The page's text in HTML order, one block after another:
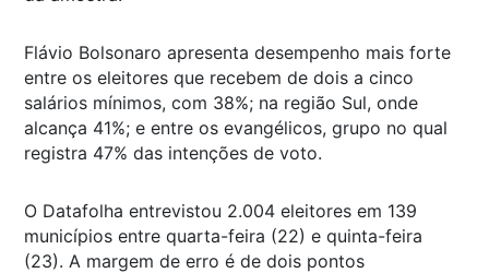
Flávio Bolsonaro apresenta desempenho mais forte
entre os eleitores que recebem de dois a cinco
salários mínimos, com 38%; na região Sul, onde
alcança 41%; e entre os evangélicos, grupo no qual
registra 47% das intenções de voto.
O Datafolha entrevistou 2.004 eleitores em 139
municípios entre quarta-feira (22) e quinta-feira
(23). A margem de erro é de dois pontos